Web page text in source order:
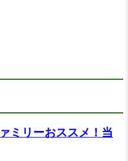
ミリーおススメ！当